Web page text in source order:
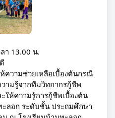
า 13.00 น.
ความช่วยเหลือเบื้องต้นกรณี
ามรู้จากทีมวิทยากรกู้ชีพ
ให้ความรู้การกู้ชีพเบื้องต้น
ะลอก ระดับชั้น ประถมศึกษา